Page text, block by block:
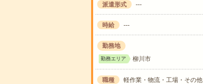
派遣形式 ---
時給 ---
勤務地
勤務エリア 柳川市
職種 軽作業・物流・工場・その他